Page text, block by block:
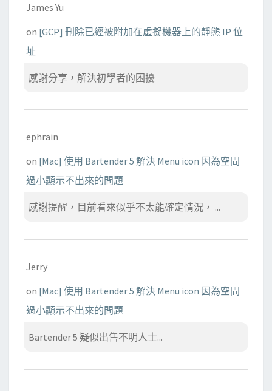
James Yu
on [GCP] 刪除已經被附加在虛擬機器上的靜態 IP 位
址
感謝分享，解決初學者的困擾
ephrain
on [Mac] 使用 Bartender 5 解決 Menu icon 因為空間
過小顯示不出來的問題
感謝提醒，目前看來似乎不太能確定情況， ...
Jerry
on [Mac] 使用 Bartender 5 解決 Menu icon 因為空間
過小顯示不出來的問題
Bartender 5 疑似出售不明人士...